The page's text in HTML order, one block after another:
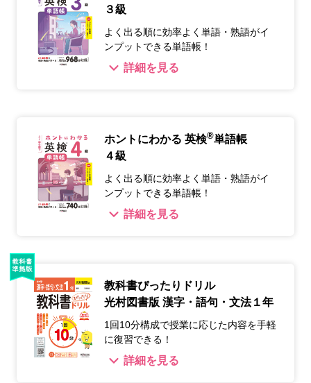
３級
よく出る順に効率よく単語・熟語がイ
ンプットできる単語帳！
詳細を見る
ホントにわかる 英検®単語帳
４級
よく出る順に効率よく単語・熟語がイ
ンプットできる単語帳！
詳細を見る
教科書ぴったりドリル
光村図書版 漢字・語句・文法１年
1回10分構成で授業に応じた内容を手軽
に復習できる！
詳細を見る